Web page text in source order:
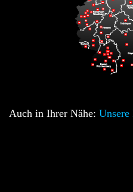
Auch in Ihrer Nähe: